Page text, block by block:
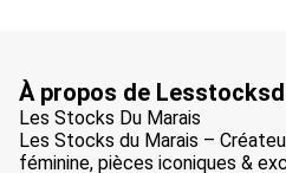
À propos de
Les Stocks Du Marais
Les Stocks du Marais –
féminine, pièces iconiques &